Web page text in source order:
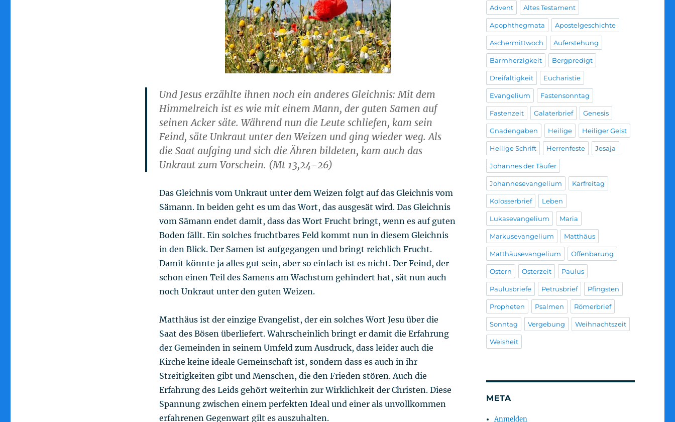
Und Jesus erzählte ihnen noch ein anderes Gleichnis: Mit dem
Himmelreich ist es wie mit einem Mann, der guten Samen auf
seinen Acker säte. Während nun die Leute schliefen, kam sein
Feind, säte Unkraut unter den Weizen und ging wieder weg. Als
die Saat aufging und sich die Ähren bildeten, kam auch das
Unkraut zum Vorschein. (Mt 13,24-26)
Das Gleichnis vom Unkraut unter dem Weizen folgt auf das Gleichnis vom
Sämann. In beiden geht es um das Wort, das ausgesät wird. Das Gleichnis
vom Sämann endet damit, dass das Wort Frucht bringt, wenn es auf guten
Boden fällt. Ein solches fruchtbares Feld kommt nun in diesem Gleichnis
in den Blick. Der Samen ist aufgegangen und bringt reichlich Frucht.
Damit könnte ja alles gut sein, aber so einfach ist es nicht. Der Feind, der
schon einen Teil des Samens am Wachstum gehindert hat, sät nun auch
noch Unkraut unter den guten Weizen.
Matthäus ist der einzige Evangelist, der ein solches Wort Jesu über die
Saat des Bösen überliefert. Wahrscheinlich bringt er damit die Erfahrung
der Gemeinden in seinem Umfeld zum Ausdruck, dass leider auch die
Kirche keine ideale Gemeinschaft ist, sondern dass es auch in ihr
Streitigkeiten gibt und Menschen, die den Frieden stören. Auch die
Erfahrung des Leids gehört weiterhin zur Wirklichkeit der Christen. Diese
Spannung zwischen einem perfekten Ideal und einer als unvollkommen
erfahrenen Gegenwart gilt es auszuhalten.
Advent Altes Testament
Apophthegmata Apostelgeschichte
Aschermittwoch Auferstehung
Barmherzigkeit Bergpredigt
Dreifaltigkeit Eucharistie
Evangelium Fastensonntag
Fastenzeit Galaterbrief Genesis
Gnadengaben Heilige Heiliger Geist
Heilige Schrift Herrenfeste Jesaja
Johannes der Täufer
Johannesevangelium Karfreitag
Kolosserbrief Leben
Lukasevangelium Maria
Markusevangelium Matthäus
Matthäusevangelium Offenbarung
Ostern Osterzeit Paulus
Paulusbriefe Petrusbrief Pfingsten
Propheten Psalmen Römerbrief
Sonntag Vergebung Weihnachtszeit
Weisheit
META
Anmelden